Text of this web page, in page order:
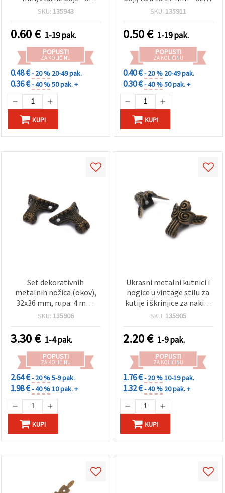
komada
SKU: 135943
0.60€ 1-19 pak.
POPUSTI
ZA KOLIČINU
0.48 €- 20 % 20-49 pak.
0.36 €- 40 %50 pak. +
KUPI
kom za rukotvorine i DIY
SKU: 135911
0.50€ 1-19 pak.
POPUSTI
ZA KOLIČINU
0.40 €- 20 % 20-49 pak.
0.30 €- 40 %50 pak. +
KUPI
Set dekorativnih
metalnih nožica (okov),
32x36 mm, rupa: 4 mm,
boja bronce - 4 kom
SKU: 135906
3.30€ 1-4 pak.
POPUSTI
ZA KOLIČINU
2.64 €- 20 %5-9 pak.
1.98 €- 40 %10 pak. +
KUPI
Ukrasni metalni kutnici i
nogice u vintage stilu za
kutije i škrinjice za nakit i
DIY projekte, 30x30 mm,
bronze, set od 4 kom.
SKU: 135905
2.20€ 1-9 pak.
POPUSTI
ZA KOLIČINU
1.76 €- 20 %10-19 pak.
1.32 €- 40 % 20 pak. +
KUPI